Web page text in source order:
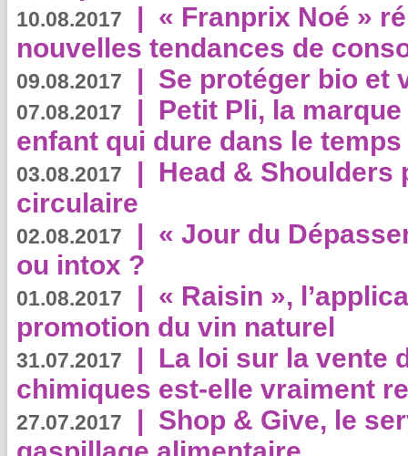
10.08.2017 | « Franprix Noé »
nouvelles tendances de
09.08.2017 | Se protéger bio et
07.08.2017 | Petit Pli, la
enfant qui dure dans le temps
03.08.2017 | Head & Shoulders
circulaire
02.08.2017 | « Jour du
ou intox ?
01.08.2017 | « Raisin »,
promotion du vin naturel
31.07.2017 | La loi sur la vente
chimiques est-elle vraiment
27.07.2017 | Shop & Give, le